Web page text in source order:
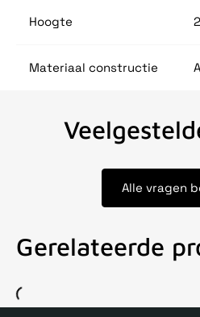
Hoogte
Materiaal constructie
Alle vragen
Gerelateerde
Voor 15uur besteld, zelfde dag